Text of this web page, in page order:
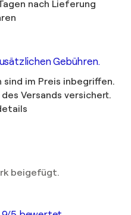
nach Lieferung
Gebühren.
sind im Preis inbegriffen.
Versands versichert.
beigefügt.